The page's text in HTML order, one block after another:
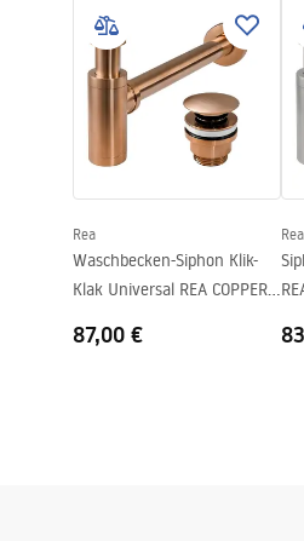
Breite
Höhe
Tiefe
Form
Armaturloch
Überlauf Loch
Rea
Waschbecken-Siphon Klik-
Klak Universal REA COPPER
87,00 €
Rea